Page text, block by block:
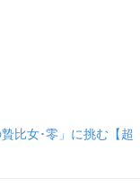
比女･零」に挑む【超